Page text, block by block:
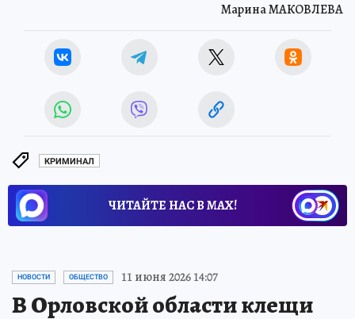
Марина МАКОВЛЕВА
КРИМИНАЛ
ЧИТАЙТЕ НАС В МАХ!
НОВОСТИ ОБЩЕСТВО 11 июня 2026 14:07
В Орловской области клещи